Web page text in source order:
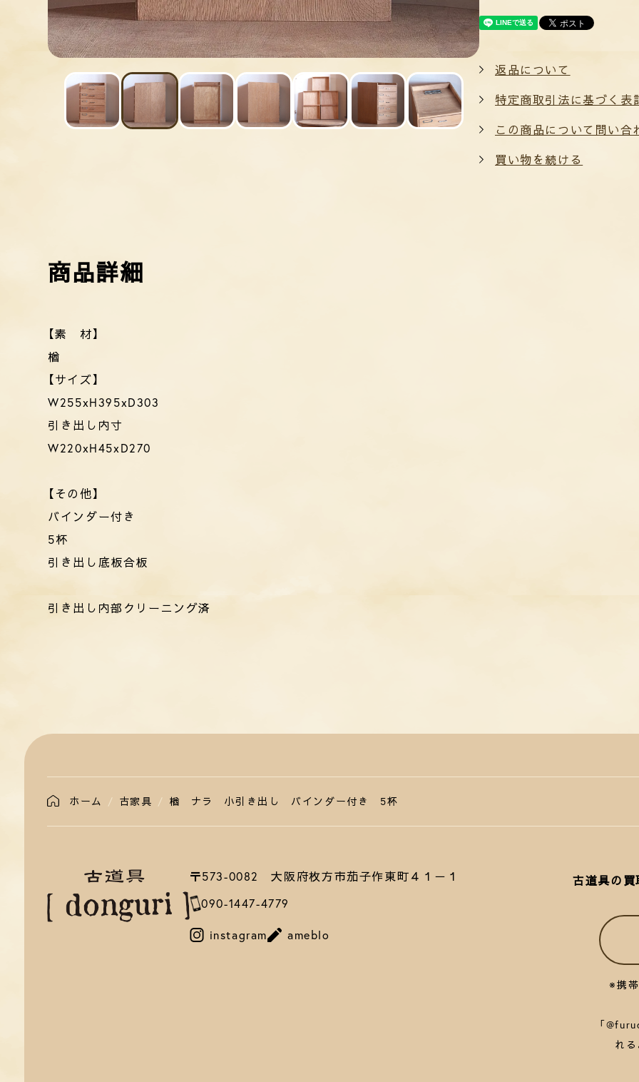
返品について
特定商取引法に基づく表
この商品について問い合
買い物を続ける
【素 材】
楢
【サイズ】
W255xH395xD303
引き出し内寸
W220xH45xD270
【その他】
バインダー付き
5杯
引き出し底板合板
引き出し内部クリーニング済
ホーム 古家具 楢 ナラ 小引き出し バインダー付き 5杯
古道具の買
※携
「
れ
〒573-0082 大阪府枚方市茄子作東町４１－１
090-1447-4779
instagram ameblo